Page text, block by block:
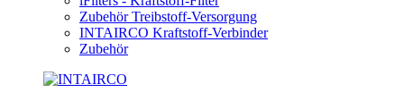
Zubehör Treibstoff-Versorgung
INTAIRCO Kraftstoff-Verbinder
Zubehör